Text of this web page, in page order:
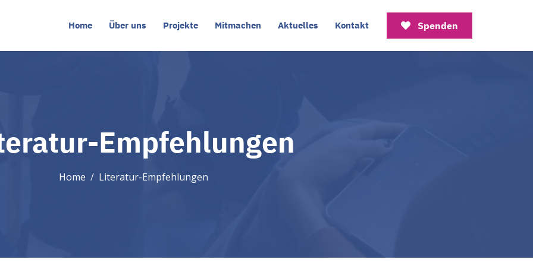
Spenden
Home Über uns Projekte Mitmachen Aktuelles Kontakt
Empfehlungen
Home Literatur-Empfehlungen